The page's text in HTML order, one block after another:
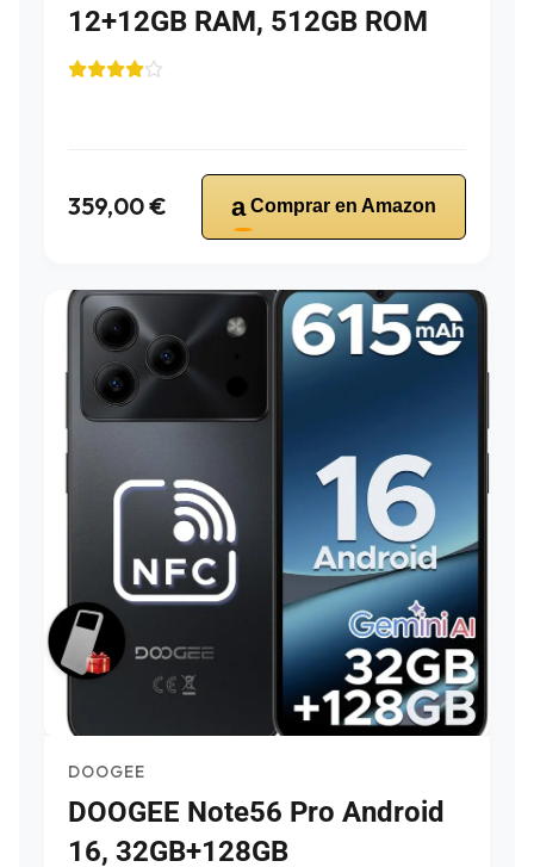
12+12GB RAM, 512GB ROM
359,00 € a Comprar en Amazon
DOOGEE
DOOGEE Note56 Pro Android
16, 32GB+128GB